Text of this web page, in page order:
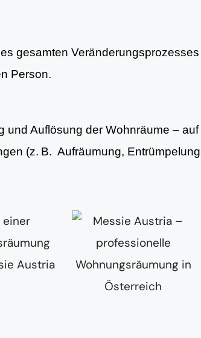
gesamten
Person.
und Auflösung der Wohnräume –
(z. B. Aufräumung,